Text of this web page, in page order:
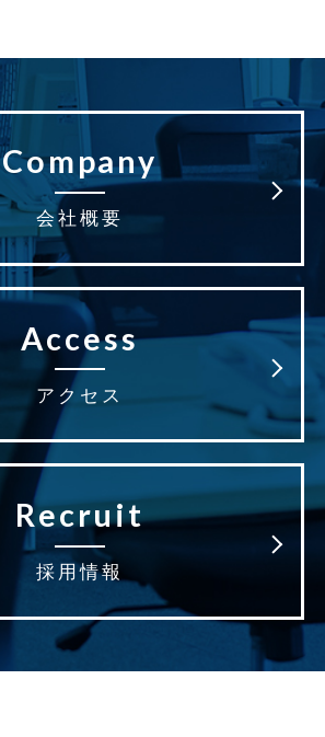
Company
会社概要
Access
アクセス
Recruit
採用情報